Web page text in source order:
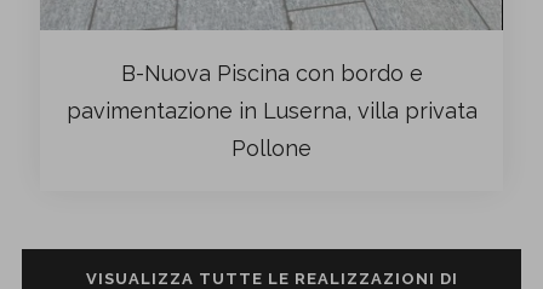
B-Nuova Piscina con bordo e
pavimentazione in Luserna, villa privata
Pollone
VISUALIZZA TUTTE LE REALIZZAZIONI DI